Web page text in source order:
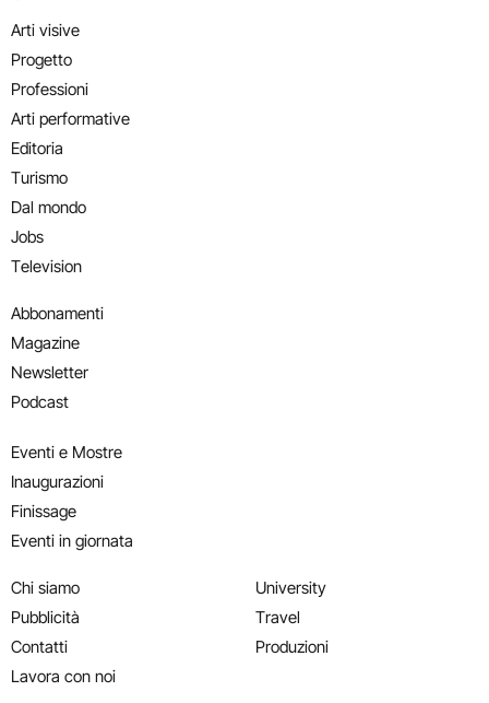
Arti visive
Progetto
Professioni
Arti performative
Editoria
Turismo
Dal mondo
Jobs
Television
Abbonamenti
Magazine
Newsletter
Podcast
Eventi e Mostre
Inaugurazioni
Finissage
Eventi in giornata
Chi siamo
Pubblicità
Contatti
Lavora con noi
University
Travel
Produzioni